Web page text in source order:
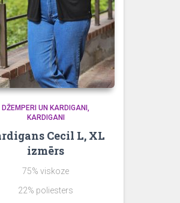
DŽEMPERI UN KARDIGANI
KARDIGANI
Cecil L, XL
izmērs
75% viskoze
22% poliesters